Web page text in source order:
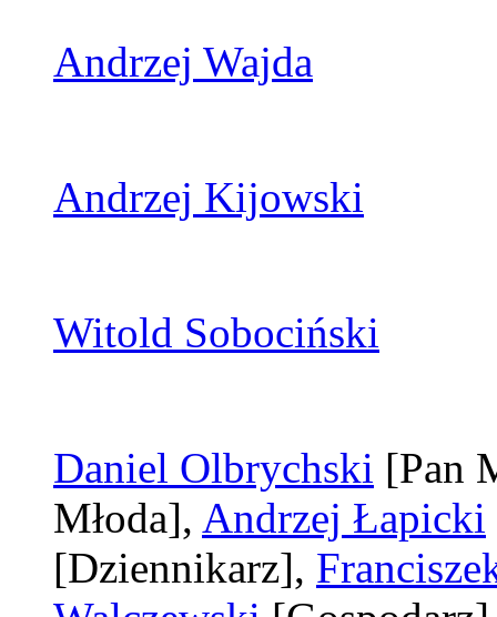
Andrzej Wajda
Andrzej Kijowski
Witold Sobociński
Daniel Olbrychski [Pan
Młoda], Andrzej Łapicki
[Dziennikarz],